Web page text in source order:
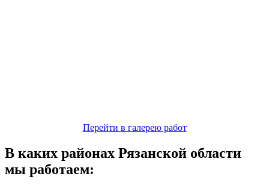
Перейти в галерею работ
В каких районах Рязанской области
мы работаем: